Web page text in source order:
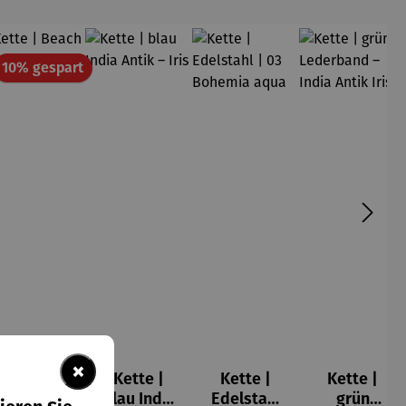
10% gespartRabatt
03
Kette |
blau India
Kette |
Edelstahl
Kette |
grün
×